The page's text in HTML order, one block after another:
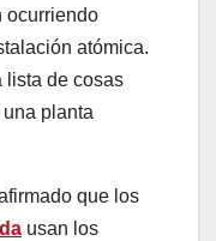
ocurriendo
atómica.
lista de cosas
planta
que los
usan los